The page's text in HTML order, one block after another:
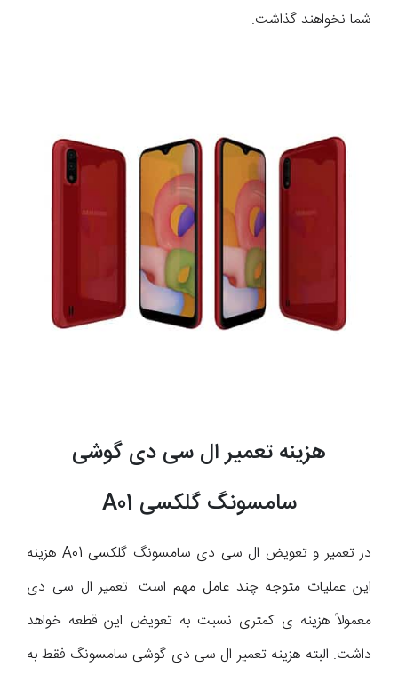
شما نخواهند گذاشت.
هزینه تعمیر ال سی دی گوشی
سامسونگ گلکسی A01
در تعمیر و تعویض ال سی دی سامسونگ گلکسی A01 هزینه
این عملیات متوجه چند عامل مهم است. تعمیر ال سی دی
معمولاً هزینه ی کمتری نسبت به تعویض این قطعه خواهد
داشت. البته هزینه تعمیر ال سی دی گوشی سامسونگ فقط به